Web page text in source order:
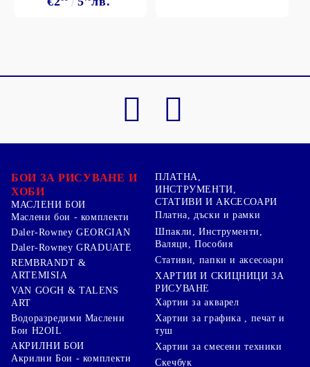
БОИ ЗА РИСУВАНЕ И
ХОБИ
МАСЛЕНИ БОИ
Маслени бои - комплекти
Daler-Rowney GEORGIAN
Daler-Rowney GRADUATE
REMBRANDT &
ARTEMISIA
VAN GOGH & TALENS
ART
Водоразредими Маслени
Бои H2OIL
АКРИЛНИ БОИ
Акрилни Бои - комплекти
ПЛАТНА,
ИНСТРУМЕНТИ,
СТАТИВИ И АКСЕСОАРИ
Платна, дъски и рамки
Шпакли, Инструменти,
Валяци, Пособия
Стативи, папки и аксесоари
ХАРТИИ И СКИЦНИЦИ ЗА
РИСУВАНЕ
Хартии за акварел
Хартии за графика , печат и
туш
Хартии за смесени техники
Скечбук